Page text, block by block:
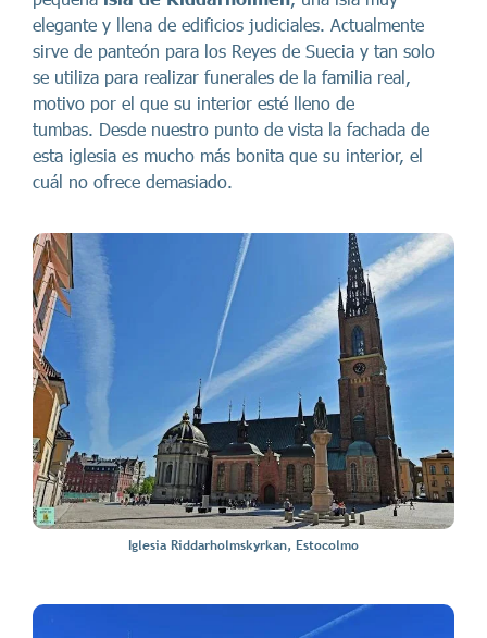
elegante y llena de edificios judiciales. Actualmente
sirve de panteón para los Reyes de Suecia y tan solo
se utiliza para realizar funerales de la familia real,
motivo por el que su interior esté lleno de
tumbas. Desde nuestro punto de vista la fachada de
esta iglesia es mucho más bonita que su interior, el
cuál no ofrece demasiado.
Iglesia Riddarholmskyrkan, Estocolmo